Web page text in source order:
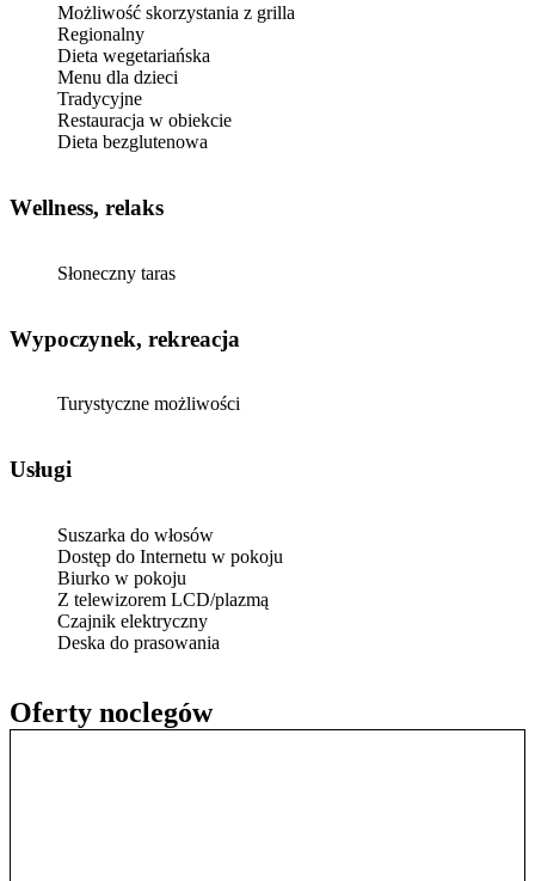
Oferty noclegów
Możliwość skorzystania z grilla
Regionalny
Dieta wegetariańska
Menu dla dzieci
Tradycyjne
Restauracja w obiekcie
Dieta bezglutenowa
Wellness, relaks
Słoneczny taras
Wypoczynek, rekreacja
Turystyczne możliwości
Usługi
Suszarka do włosów
Dostęp do Internetu w pokoju
Biurko w pokoju
Z telewizorem LCD/plazmą
Czajnik elektryczny
Deska do prasowania